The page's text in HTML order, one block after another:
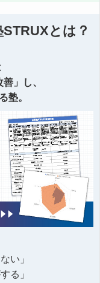
とは？
」し、
塾。
い」
る」